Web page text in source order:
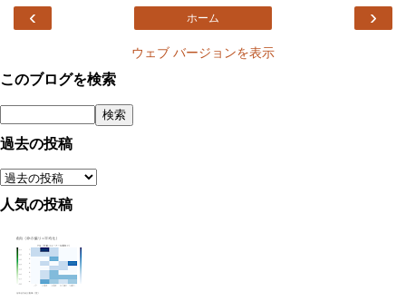
‹ ›
ホーム
ウェブ バージョンを表示
このブログを検索
過去の投稿
人気の投稿